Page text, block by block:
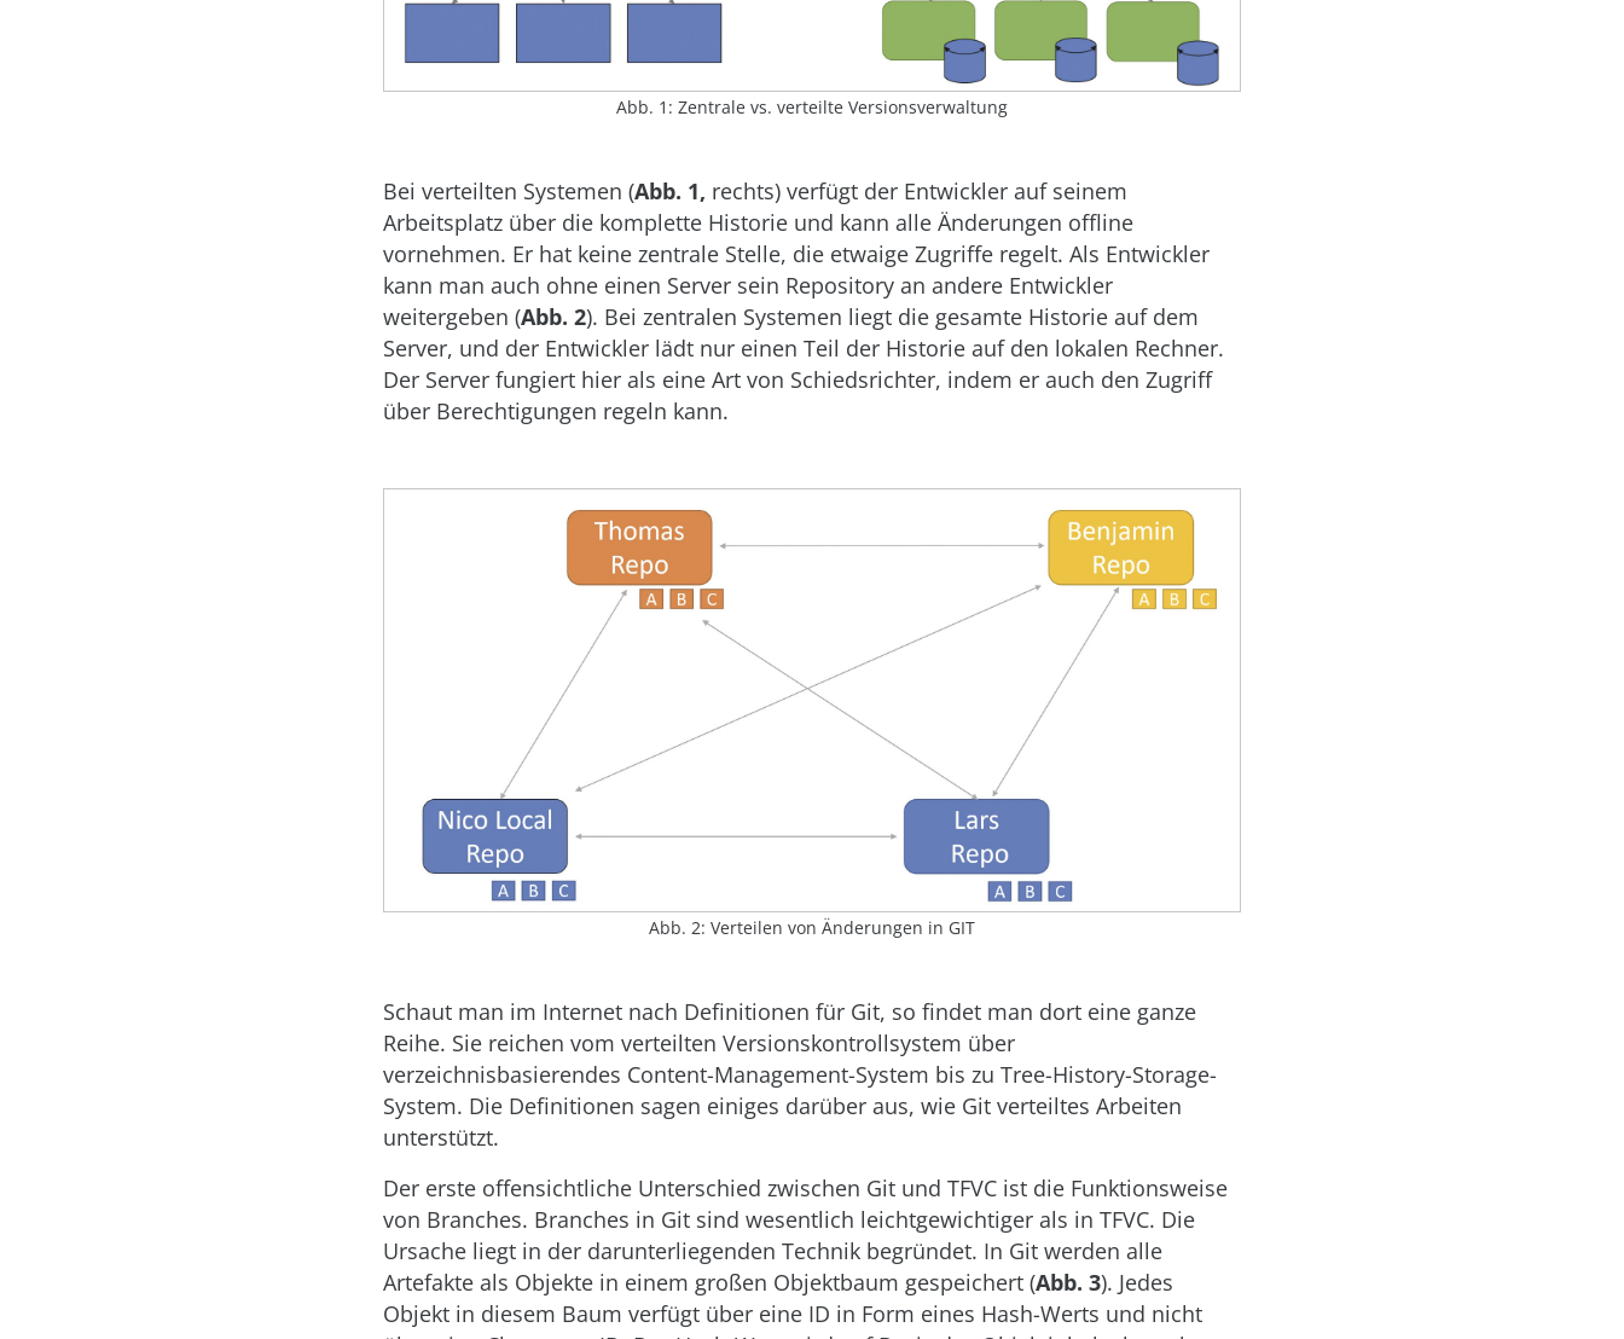
Abb. 1: Zentrale vs. verteilte Versionsverwaltung
Bei verteilten Systemen (Abb. 1, rechts) verfügt der Entwickler auf seinem
Arbeitsplatz über die komplette Historie und kann alle Änderungen offline
vornehmen. Er hat keine zentrale Stelle, die etwaige Zugriffe regelt. Als Entwickler
kann man auch ohne einen Server sein Repository an andere Entwickler
weitergeben (Abb. 2). Bei zentralen Systemen liegt die gesamte Historie auf dem
Server, und der Entwickler lädt nur einen Teil der Historie auf den lokalen Rechner.
Der Server fungiert hier als eine Art von Schiedsrichter, indem er auch den Zugriff
über Berechtigungen regeln kann.
Abb. 2: Verteilen von Änderungen in GIT
Schaut man im Internet nach Definitionen für Git, so findet man dort eine ganze
Reihe. Sie reichen vom verteilten Versionskontrollsystem über
verzeichnisbasierendes Content-Management-System bis zu Tree-History-Storage-
System. Die Definitionen sagen einiges darüber aus, wie Git verteiltes Arbeiten
unterstützt.
Der erste offensichtliche Unterschied zwischen Git und TFVC ist die Funktionsweise
von Branches. Branches in Git sind wesentlich leichtgewichtiger als in TFVC. Die
Ursache liegt in der darunterliegenden Technik begründet. In Git werden alle
Artefakte als Objekte in einem großen Objektbaum gespeichert (Abb. 3). Jedes
Objekt in diesem Baum verfügt über eine ID in Form eines Hash-Werts und nicht